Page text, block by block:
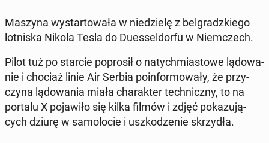
Maszyna wy­star­to­wa­ła w nie­dzie­lę z bel­gradz­kie­go
lot­ni­ska Nikola Tesla do Du­es­sel­dor­fu w Niem­czech.
Pilot tuż po starcie po­pro­sił o na­tych­mia­sto­we lą­do­wa­
nie i chociaż linie Air Serbia po­in­for­mo­wa­ły, że przy­
czy­na lą­do­wa­nia miała cha­rak­ter tech­nicz­ny, to na
portalu X po­ja­wi­ło się kilka filmów i zdjęć po­ka­zu­ją­
cych dziurę w sa­mo­lo­cie i uszko­dze­nie skrzy­dła.